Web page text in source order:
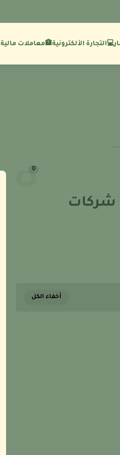
💻التجارة الألكترونية🏦معاملات مالية
0
شركات